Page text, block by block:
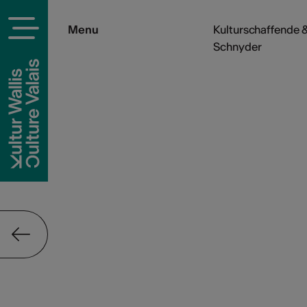
Menu
Kulturschaffende
Schnyder